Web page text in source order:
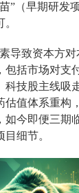
”（早期研发
导致资本方
括市场对支
科技股主线吸
估值体系重构
如今即便三期
细节。